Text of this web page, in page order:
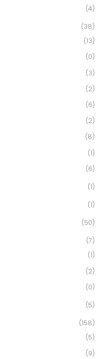
(4)
(38)
(13)
(0)
(3)
(2)
(6)
(2)
(8)
(1)
(6)
(1)
(1)
(50)
(7)
(1)
(2)
(0)
(5)
(158)
(5)
(9)